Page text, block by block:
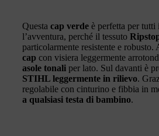
Questa cap verde è perfetta per tutti
l’avventura, perché il tessuto
particolarmente resistente e robusto.
cap con visiera leggermente
asole tonali per lato. Sul davanti è
STIHL leggermente in rilievo.
regolabile con cinturino e fibbia in
a qualsiasi testa di bambino.